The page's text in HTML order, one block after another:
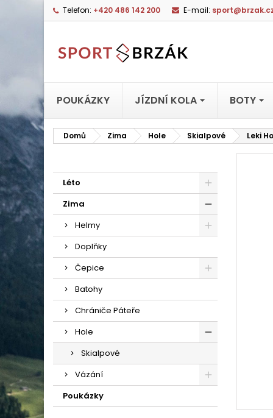
Telefon: +420 486 142 200 E-mail:
POUKÁZKY JÍZDNÍ KOLA BOTY
Domů Zima Hole Skialpové Leki
Léto
Zima
Helmy
Doplňky
Čepice
Batohy
Chrániče Páteře
Hole
Skialpové
Vázání
Poukázky